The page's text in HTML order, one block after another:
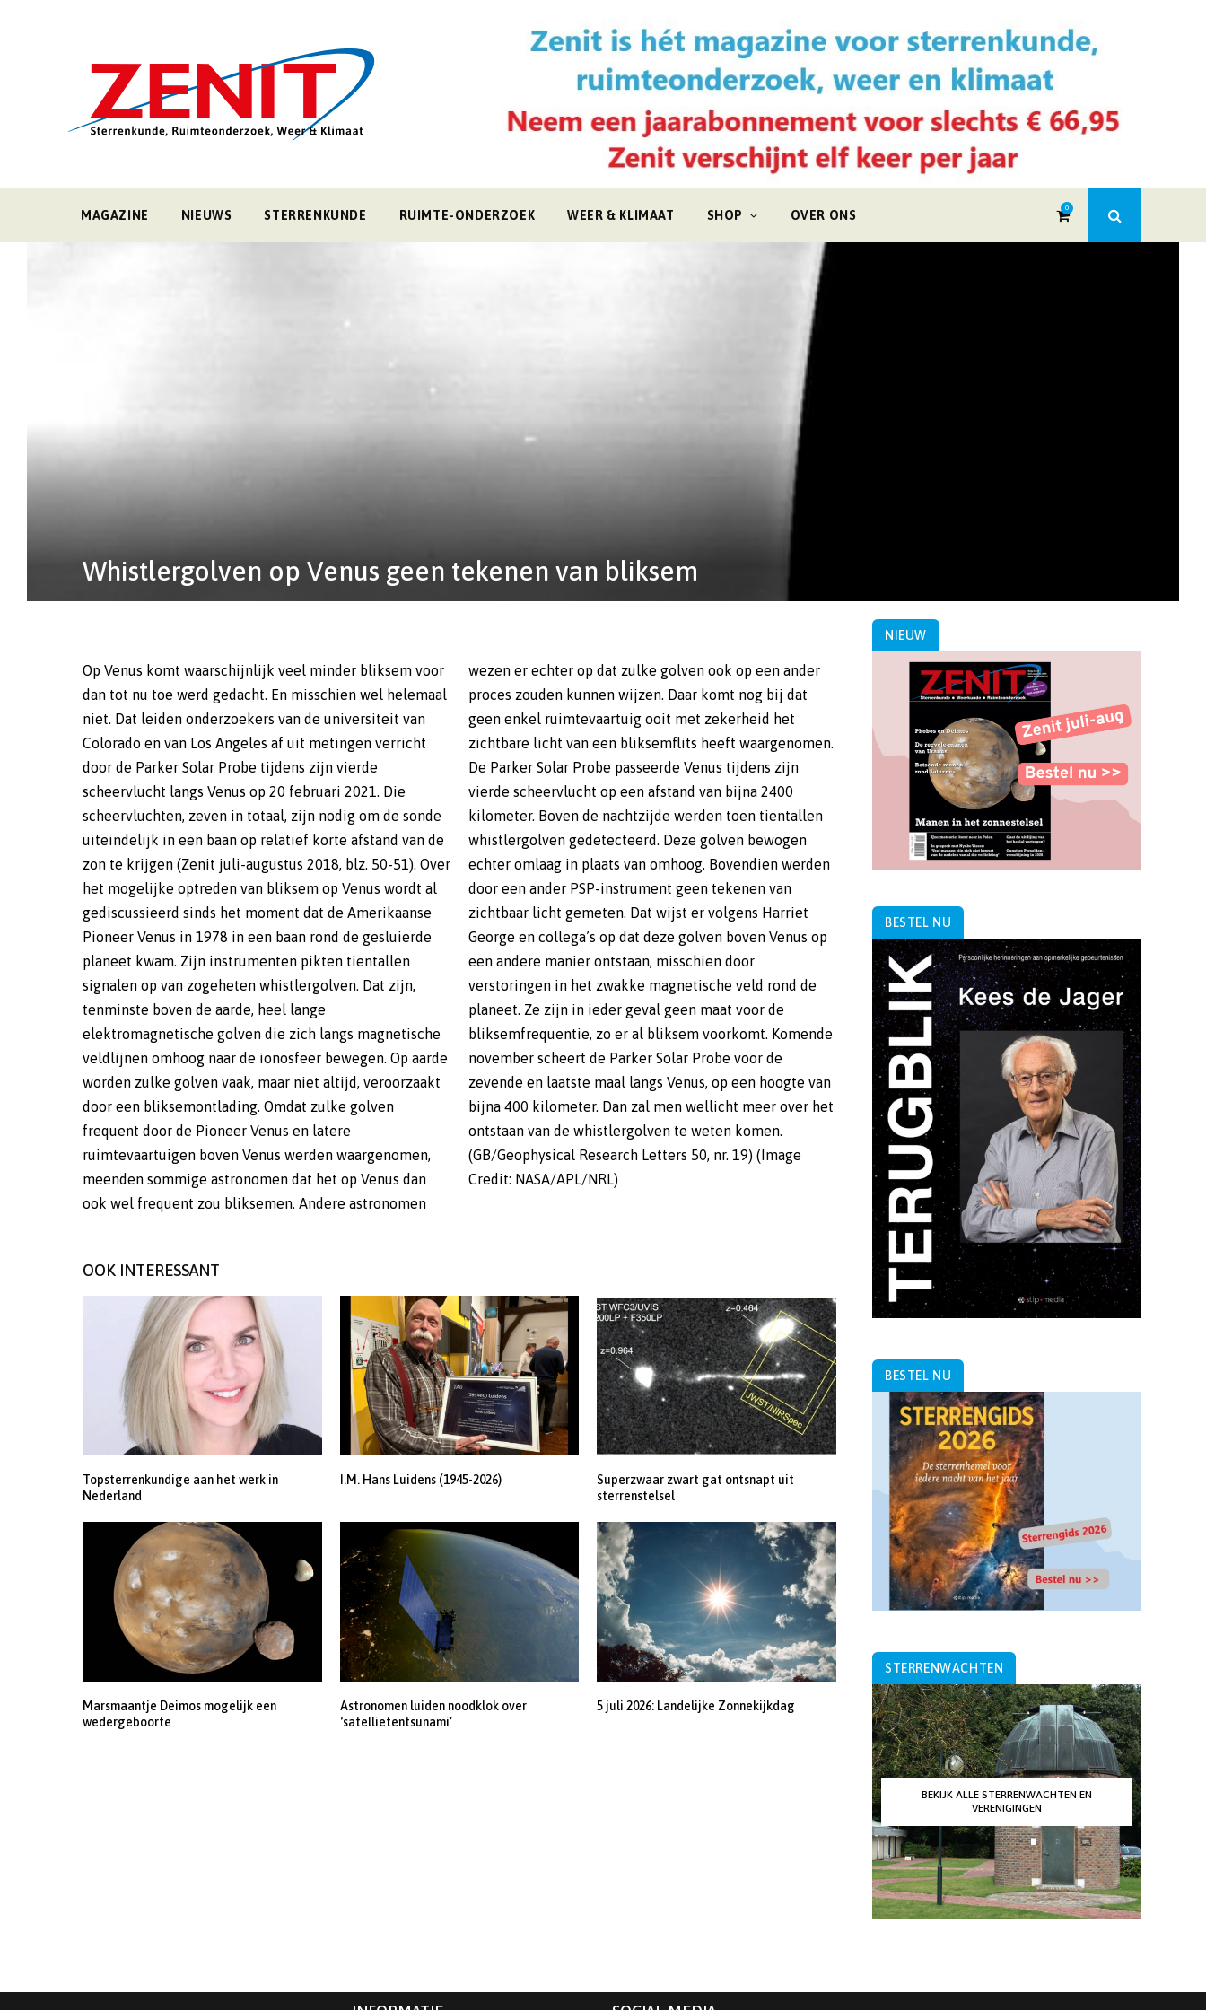
MAGAZINE NIEUWS STERRENKUNDE RUIMTE-ONDERZOEK WEER & KLIMAAT SHOP OVER ONS
0
Whistlergolven op Venus geen tekenen van bliksem
Op Venus komt waarschijnlijk veel minder bliksem voor
dan tot nu toe werd gedacht. En misschien wel helemaal
niet. Dat leiden onderzoekers van de universiteit van
Colorado en van Los Angeles af uit metingen verricht
door de Parker Solar Probe tijdens zijn vierde
scheervlucht langs Venus op 20 februari 2021. Die
scheervluchten, zeven in totaal, zijn nodig om de sonde
uiteindelijk in een baan op relatief korte afstand van de
zon te krijgen (Zenit juli-augustus 2018, blz. 50-51). Over
het mogelijke optreden van bliksem op Venus wordt al
gediscussieerd sinds het moment dat de Amerikaanse
Pioneer Venus in 1978 in een baan rond de gesluierde
planeet kwam. Zijn instrumenten pikten tientallen
signalen op van zogeheten whistlergolven. Dat zijn,
tenminste boven de aarde, heel lange
elektromagnetische golven die zich langs magnetische
veldlijnen omhoog naar de ionosfeer bewegen. Op aarde
worden zulke golven vaak, maar niet altijd, veroorzaakt
door een bliksemontlading. Omdat zulke golven
frequent door de Pioneer Venus en latere
ruimtevaartuigen boven Venus werden waargenomen,
meenden sommige astronomen dat het op Venus dan
ook wel frequent zou bliksemen. Andere astronomen
wezen er echter op dat zulke golven ook op een ander
proces zouden kunnen wijzen. Daar komt nog bij dat
geen enkel ruimtevaartuig ooit met zekerheid het
zichtbare licht van een bliksemflits heeft waargenomen.
De Parker Solar Probe passeerde Venus tijdens zijn
vierde scheervlucht op een afstand van bijna 2400
kilometer. Boven de nachtzijde werden toen tientallen
whistlergolven gedetecteerd. Deze golven bewogen
echter omlaag in plaats van omhoog. Bovendien werden
door een ander PSP-instrument geen tekenen van
zichtbaar licht gemeten. Dat wijst er volgens Harriet
George en collega’s op dat deze golven boven Venus op
een andere manier ontstaan, misschien door
verstoringen in het zwakke magnetische veld rond de
planeet. Ze zijn in ieder geval geen maat voor de
bliksemfrequentie, zo er al bliksem voorkomt. Komende
november scheert de Parker Solar Probe voor de
zevende en laatste maal langs Venus, op een hoogte van
bijna 400 kilometer. Dan zal men wellicht meer over het
ontstaan van de whistlergolven te weten komen.
(GB/Geophysical Research Letters 50, nr. 19) (Image
Credit: NASA/APL/NRL)
OOK INTERESSANT
Topsterrenkundige aan het werk in
Nederland
I.M. Hans Luidens (1945-2026)
Superzwaar zwart gat ontsnapt uit
sterrenstelsel
Marsmaantje Deimos mogelijk een
wedergeboorte
Astronomen luiden noodklok over
‘satellietentsunami’
5 juli 2026: Landelijke Zonnekijkdag
NIEUW
BESTEL NU
BESTEL NU
STERRENWACHTEN
BEKIJK ALLE STERRENWACHTEN EN
VERENIGINGEN